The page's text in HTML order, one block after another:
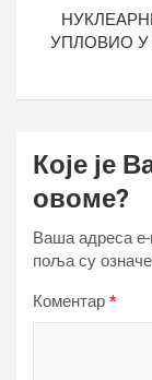
УПЛОВИО У
Које је
овоме?
Ваша адреса
поља су
Коментар *